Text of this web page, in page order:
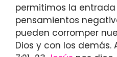
permitimos la
pensamientos
pueden corromper
Dios y con los demás.